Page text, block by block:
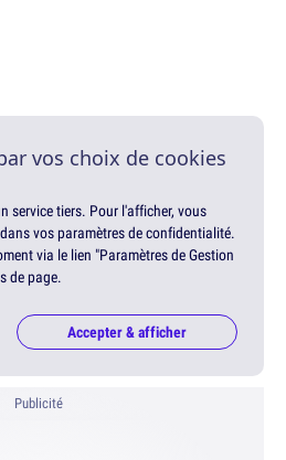
vos choix de cookies
service tiers. Pour l'afficher, vous
vos paramètres de confidentialité.
via le lien "Paramètres de Gestion
de page.
Accepter & afficher
Publicité